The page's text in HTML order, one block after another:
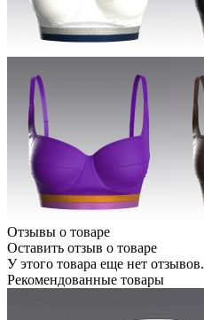
Отзывы о товаре
Оставить отзыв о товаре
У этого товара еще нет отзывов.
Рекомендованные товары